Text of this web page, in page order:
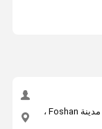
حديقة Daliang Wusha الصناعية ، منطقة Shunde ، مدينة Foshan ،